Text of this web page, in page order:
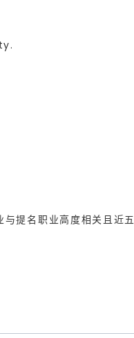
提名职业高度相关且近五